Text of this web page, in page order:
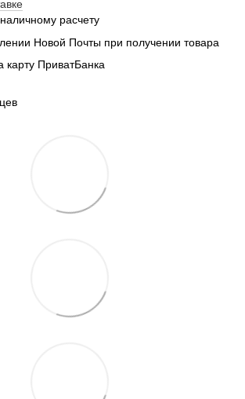
расчету
Новой Почты при получении товара
карту ПриватБанка